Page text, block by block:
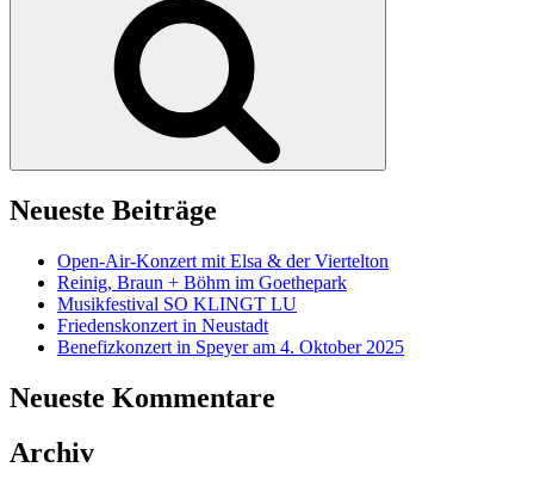
Neueste Beiträge
Open-Air-Konzert mit Elsa & der Viertelton
Reinig, Braun + Böhm im Goethepark
Musikfestival SO KLINGT LU
Friedenskonzert in Neustadt
Benefizkonzert in Speyer am 4. Oktober 2025
Neueste Kommentare
Archiv